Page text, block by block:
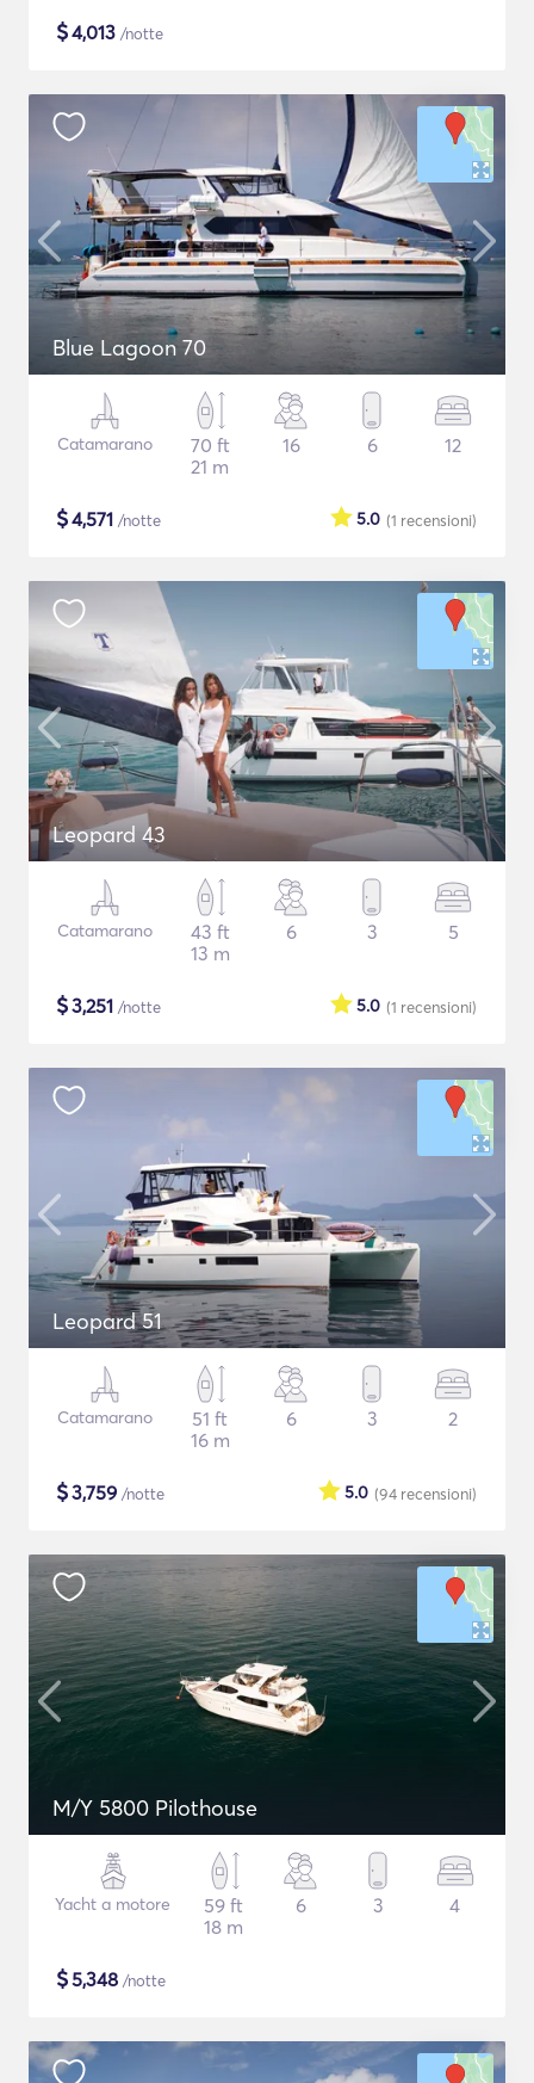
$4,013 /notte
Blue Lagoon 70
Catamarano
70 ft
21 m
16 6 12
$4,571 /notte (1 recensioni)
5.0
Leopard 43
Catamarano
43 ft
13 m
6 3 5
$3,251 /notte (1 recensioni)
5.0
Leopard 51
Catamarano
51 ft
16 m
6 3 2
$3,759 /notte (94 recensioni)
5.0
M/Y 5800 Pilothouse
Yacht a motore
59 ft
18 m
6 3 4
$5,348 /notte